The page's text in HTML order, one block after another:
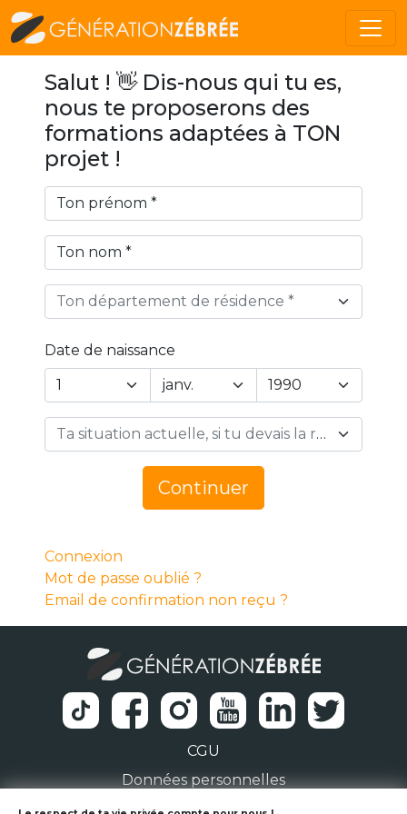
Salut ! 👋 Dis-nous qui tu es,
nous te proposerons des
formations adaptées à TON
projet !
Ton département de résidence *
Date de naissance
Year
Day
Ta situation actuelle, si tu devais la résumer en 1 mot… *
Continuer
Connexion
Mot de passe oublié ?
Email de confirmation non reçu ?
CGU
Données personnelles